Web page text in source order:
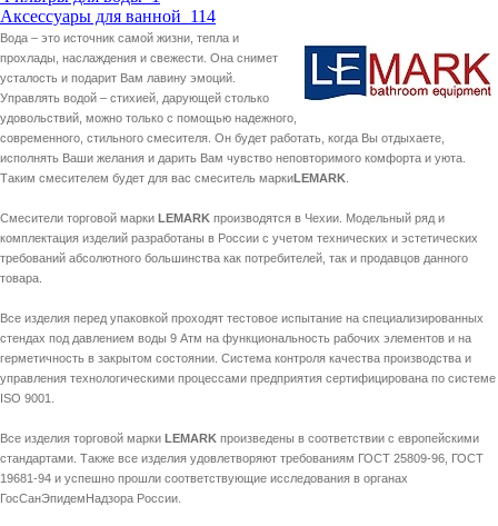
Аксессуары для ванной 114
Вода – это источник самой жизни, тепла и
прохлады, наслаждения и свежести. Она снимет
усталость и подарит Вам лавину эмоций.
Управлять водой – стихией, дарующей столько
удовольствий, можно только с помощью надежного,
современного, стильного смесителя. Он будет работать, когда Вы отдыхаете,
исполнять Ваши желания и дарить Вам чувство неповторимого комфорта и уюта.
Таким смесителем будет для вас смеситель маркиLEMARK
Смесители торговой марки LEMARK производятся в Чехии. Модельный ряд и
комплектация изделий разработаны в России с учетом технических и эстетических
требований абсолютного большинства как потребителей, так и продавцов данного
товара.
Все изделия перед упаковкой проходят тестовое испытание на специализированных
стендах под давлением воды 9 Атм на функциональность рабочих элементов и на
герметичность в закрытом состоянии. Система контроля качества производства и
управления технологическими процессами предприятия сертифицирована по системе
ISO 9001.
Все изделия торговой марки LEMARK произведены в соответствии с европейскими
стандартами. Также все изделия удовлетворяют требованиям ГОСТ 25809-96, ГОСТ
19681-94 и успешно прошли соответствующие исследования в органах
ГосСанЭпидемНадзора России.